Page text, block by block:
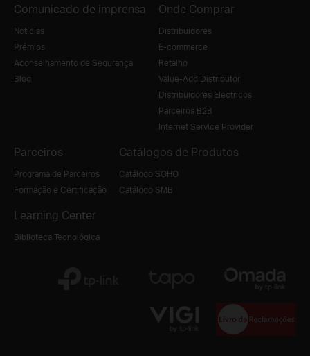
Comunicado de imprensa
Notícias
Prémios
Aconselhamento de Segurança
Blog
Onde Comprar
Distribuidores
E-commerce
Retalho
Value-Add Distributor
Distribuidores Electricos
Parceiros B2B
Internet Service Provider
Parceiros
Programa de Parceiros
Formação e Certificação
Catálogos de Produtos
Catálogo SOHO
Catálogo SMB
Learning Center
Biblioteca Tecnológica